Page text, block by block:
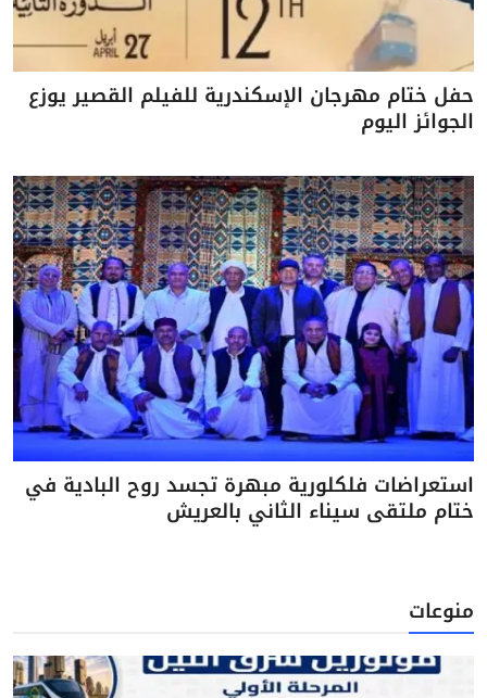
حفل ختام مهرجان الإسكندرية للفيلم القصير يوزع
الجوائز اليوم
استعراضات فلكلورية مبهرة تجسد روح البادية في
ختام ملتقى سيناء الثاني بالعريش
منوعات